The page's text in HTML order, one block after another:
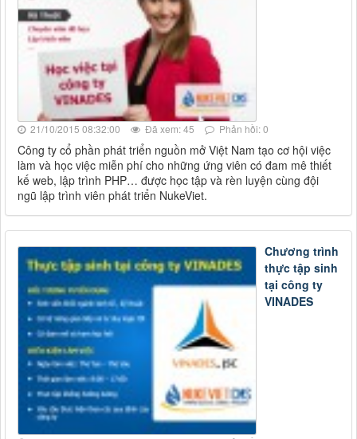
21/10/2015 08:32:00 Đã xem: 45 Phản hồi: 0
Công ty cổ phần phát triển nguồn mở Việt Nam tạo cơ hội việc
làm và học việc miễn phí cho những ứng viên có đam mê thiết
kế web, lập trình PHP… được học tập và rèn luyện cùng đội
ngũ lập trình viên phát triển NukeViet.
Chương trình
thực tập sinh
tại công ty
VINADES